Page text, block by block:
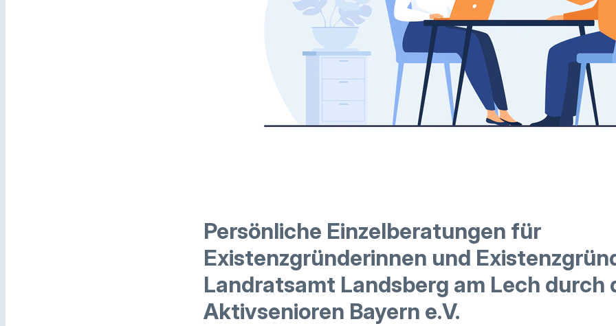
Persönliche Einzelberatungen für
Existenzgründerinnen und
Landratsamt Landsberg am Lech durch
Aktivsenioren Bayern e.V.